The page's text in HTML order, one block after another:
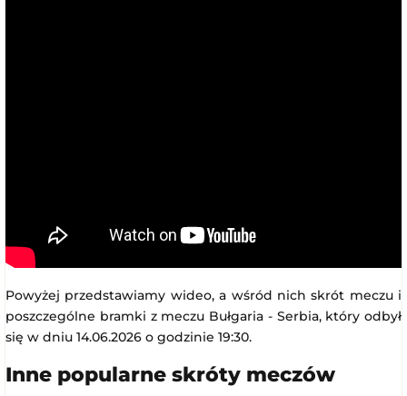
Powyżej przedstawiamy wideo, a wśród nich skrót meczu i
poszczególne bramki z meczu Bułgaria - Serbia, który odbył
się w dniu 14.06.2026 o godzinie 19:30.
Inne popularne skróty meczów